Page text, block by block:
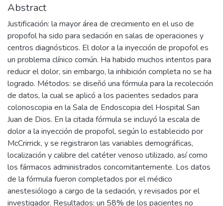
Abstract
Justificación: la mayor área de crecimiento en el uso de
propofol ha sido para sedación en salas de operaciones y
centros diagnósticos. El dolor a la inyección de propofol es
un problema clínico común. Ha habido muchos intentos para
reducir el dolor, sin embargo, la inhibición completa no se ha
logrado. Métodos: se diseñó una fórmula para la recolección
de datos, la cual se aplicó a los pacientes sedados para
colonoscopia en la Sala de Endoscopia del Hospital San
Juan de Dios. En la citada fórmula se incluyó la escala de
dolor a la inyección de propofol, según lo establecido por
McCrirrick, y se registraron las variables demográficas,
localización y calibre del catéter venoso utilizado, así como
los fármacos administrados concomitantemente. Los datos
de la fórmula fueron completados por el médico
anestesiólogo a cargo de la sedación, y revisados por el
investigador. Resultados: un 58% de los pacientes no